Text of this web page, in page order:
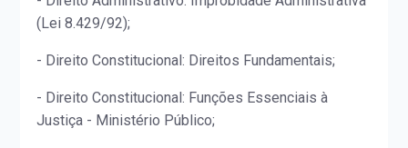
(Lei 8.429/92);
- Direito Constitucional: Direitos Fundamentais;
- Direito Constitucional: Funções Essenciais à
Justiça - Ministério Público;